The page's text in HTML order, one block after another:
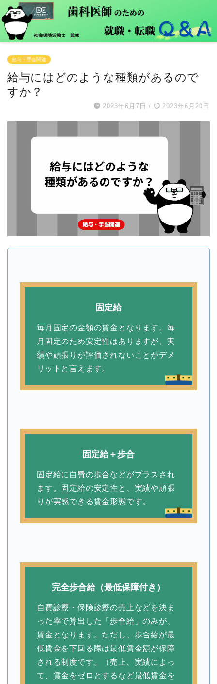
給与・手当関連
給与にはどのような種類があるので
すか？
2023年6月7日 / 2023年6月20日
固定給
毎月固定の金額の賃金となります。毎
月固定のため安定性はありますが、実
績や頑張りが評価されないことがデメ
リットと言えます。
固定給＋歩合
固定給に自費の歩合などがプラスされ
ます。固定給の安定性と、実績や頑張
りが実感できる賃金形態です。
完全歩合給（最低保障付き）
自費診療・保険診療の売上などを決ま
った率で算出した「歩合給」のみが、
賃金となります。ただし、歩合給が最
低賃金を下回る際は最低賃金額が保障
される制度です。（売上、実績によっ
て、賃金をゼロとするなど最低賃金を